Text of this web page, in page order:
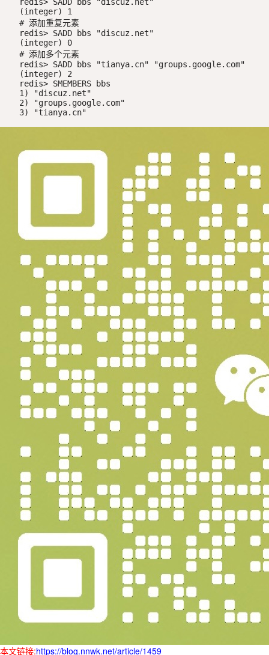
(integer) 1
# 添加重复元素
redis> SADD bbs "discuz.net"
(integer) 0
# 添加多个元素
redis> SADD bbs "tianya.cn" "groups.google.com"
(integer) 2
redis> SMEMBERS bbs
1) "discuz.net"
2) "groups.google.com"
3) "tianya.cn"
本文链接:https://blog.nnwk.net/article/1459